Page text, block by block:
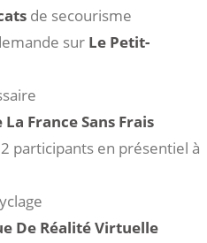
de secourisme
sur Le Petit-
France Sans Frais
participants en présentiel à
De Réalité Virtuelle